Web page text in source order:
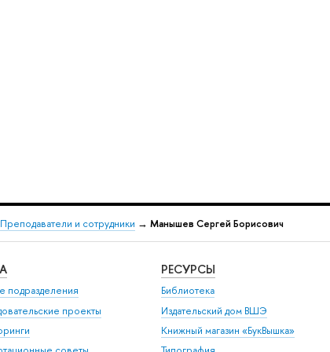
Преподаватели и сотрудники → Манышев Сергей Борисович
подразделения
проекты
РЕСУРСЫ
Библиотека
Издательский дом ВШЭ
Книжный магазин «БукВышка»